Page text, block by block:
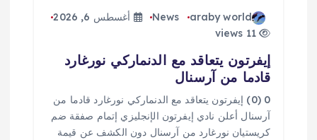
araby world
News
أغسطس 6, 2026
11 views
إيفرتون يتعاقد مع الدنماركي نورغارد
قادما من آرسنال
0 (0) إيفرتون يتعاقد مع الدنماركي نورغارد قادما من
آرسنال أعلن نادي إيفرتون الإنجليزي إتمام صفقة ضم
كريستيان نورغارد من آرسنال دون الكشف عن قيمة